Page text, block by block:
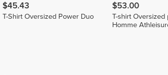
$45.43
T-Shirt Oversized Power Duo
$53.00
T-shirt Oversized
Homme